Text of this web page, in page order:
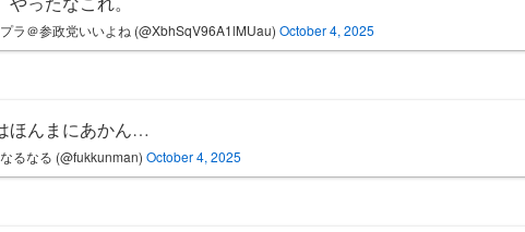
ラ＠参政党いいよね (@XbhSqV96A1lMUau) October 4, 2025
ほんまにあかん…
るなる (@fukkunman) October 4, 2025